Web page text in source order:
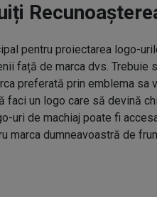
pentru proiectarea logo-
față de marca dvs. Trebuie
preferată prin emblema sa
faci un logo care să devină
uri de machiaj poate fi
marca dumneavoastră de